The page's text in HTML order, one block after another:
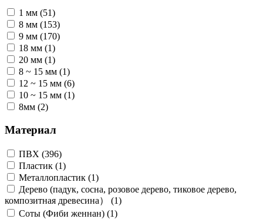
1 мм (51)
8 мм (153)
9 мм (170)
18 мм (1)
20 мм (1)
8 ~ 15 мм (1)
12 ~ 15 мм (6)
10 ~ 15 мм (1)
8мм (2)
Материал
ПВХ (396)
Пластик (1)
Металлопластик (1)
Дерево (падук, сосна, розовое дерево, тиковое дерево,
композитная древесина） (1)
Соты (Фиби женнан) (1)